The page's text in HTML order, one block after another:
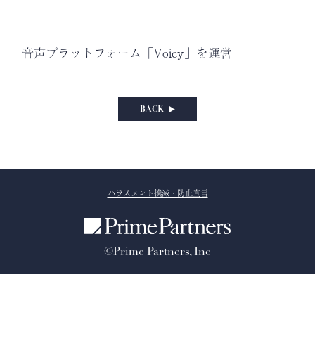
音声プラットフォーム「Voicy」を運営
BACK
ハラスメント撲滅・防止宣言
©Prime Partners, Inc